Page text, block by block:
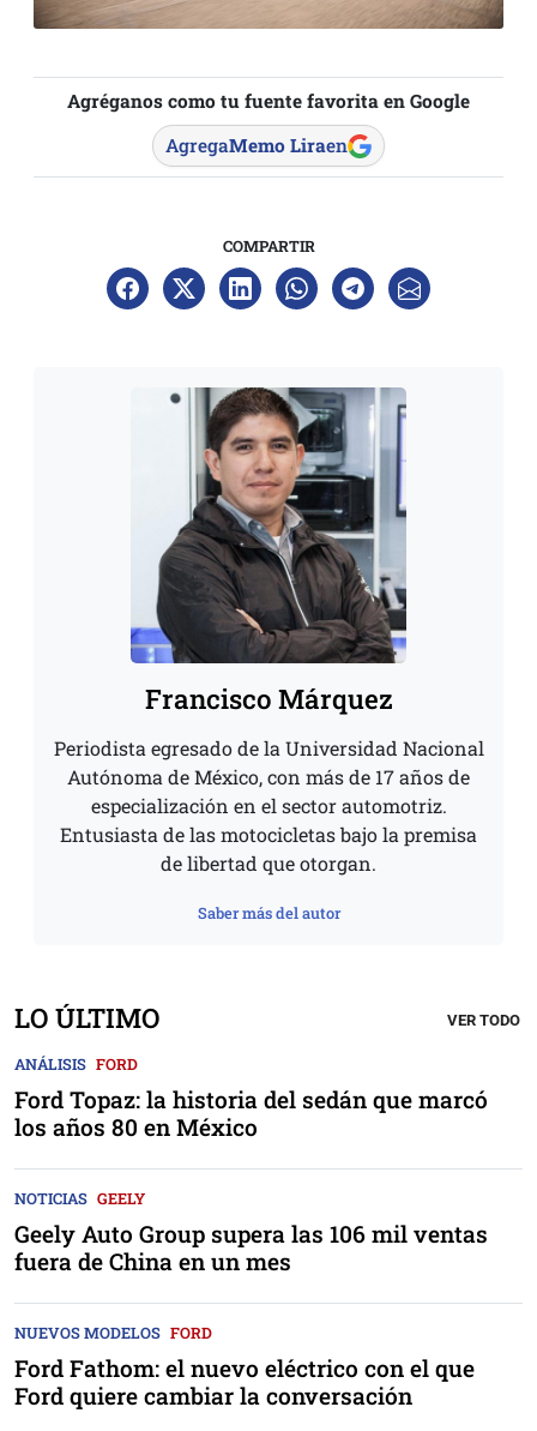
Agréganos como tu fuente favorita en Google
AgregaMemo Liraen
COMPARTIR
Francisco Márquez
Periodista egresado de la Universidad Nacional
Autónoma de México, con más de 17 años de
especialización en el sector automotriz.
Entusiasta de las motocicletas bajo la premisa
de libertad que otorgan.
Saber más del autor
LO ÚLTIMO VER TODO
ANÁLISIS FORD
Ford Topaz: la historia del sedán que marcó
los años 80 en México
NOTICIAS GEELY
Geely Auto Group supera las 106 mil ventas
fuera de China en un mes
NUEVOS MODELOS FORD
Ford Fathom: el nuevo eléctrico con el que
Ford quiere cambiar la conversación